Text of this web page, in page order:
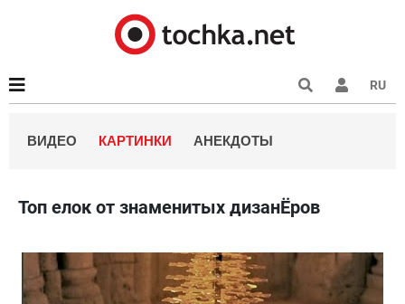
RU
ВИДЕО КАРТИНКИ АНЕКДОТЫ
Топ елок от знаменитых дизанЁров